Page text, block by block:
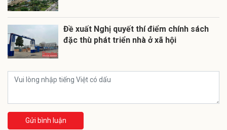
Đề xuất Nghị quyết thí điểm chính sách
đặc thù phát triển nhà ở xã hội
Gửi bình luận